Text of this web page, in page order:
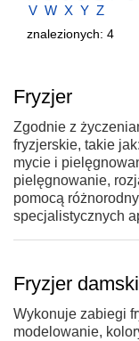
V W X Y Z
znalezionych: 4
Fryzjer
Zgodnie z
fryzjerskie, takie
mycie i
pielęgnowanie,
pomocą
specjalistycznych
Fryzjer damski
Wykonuje zabiegi
modelowanie,